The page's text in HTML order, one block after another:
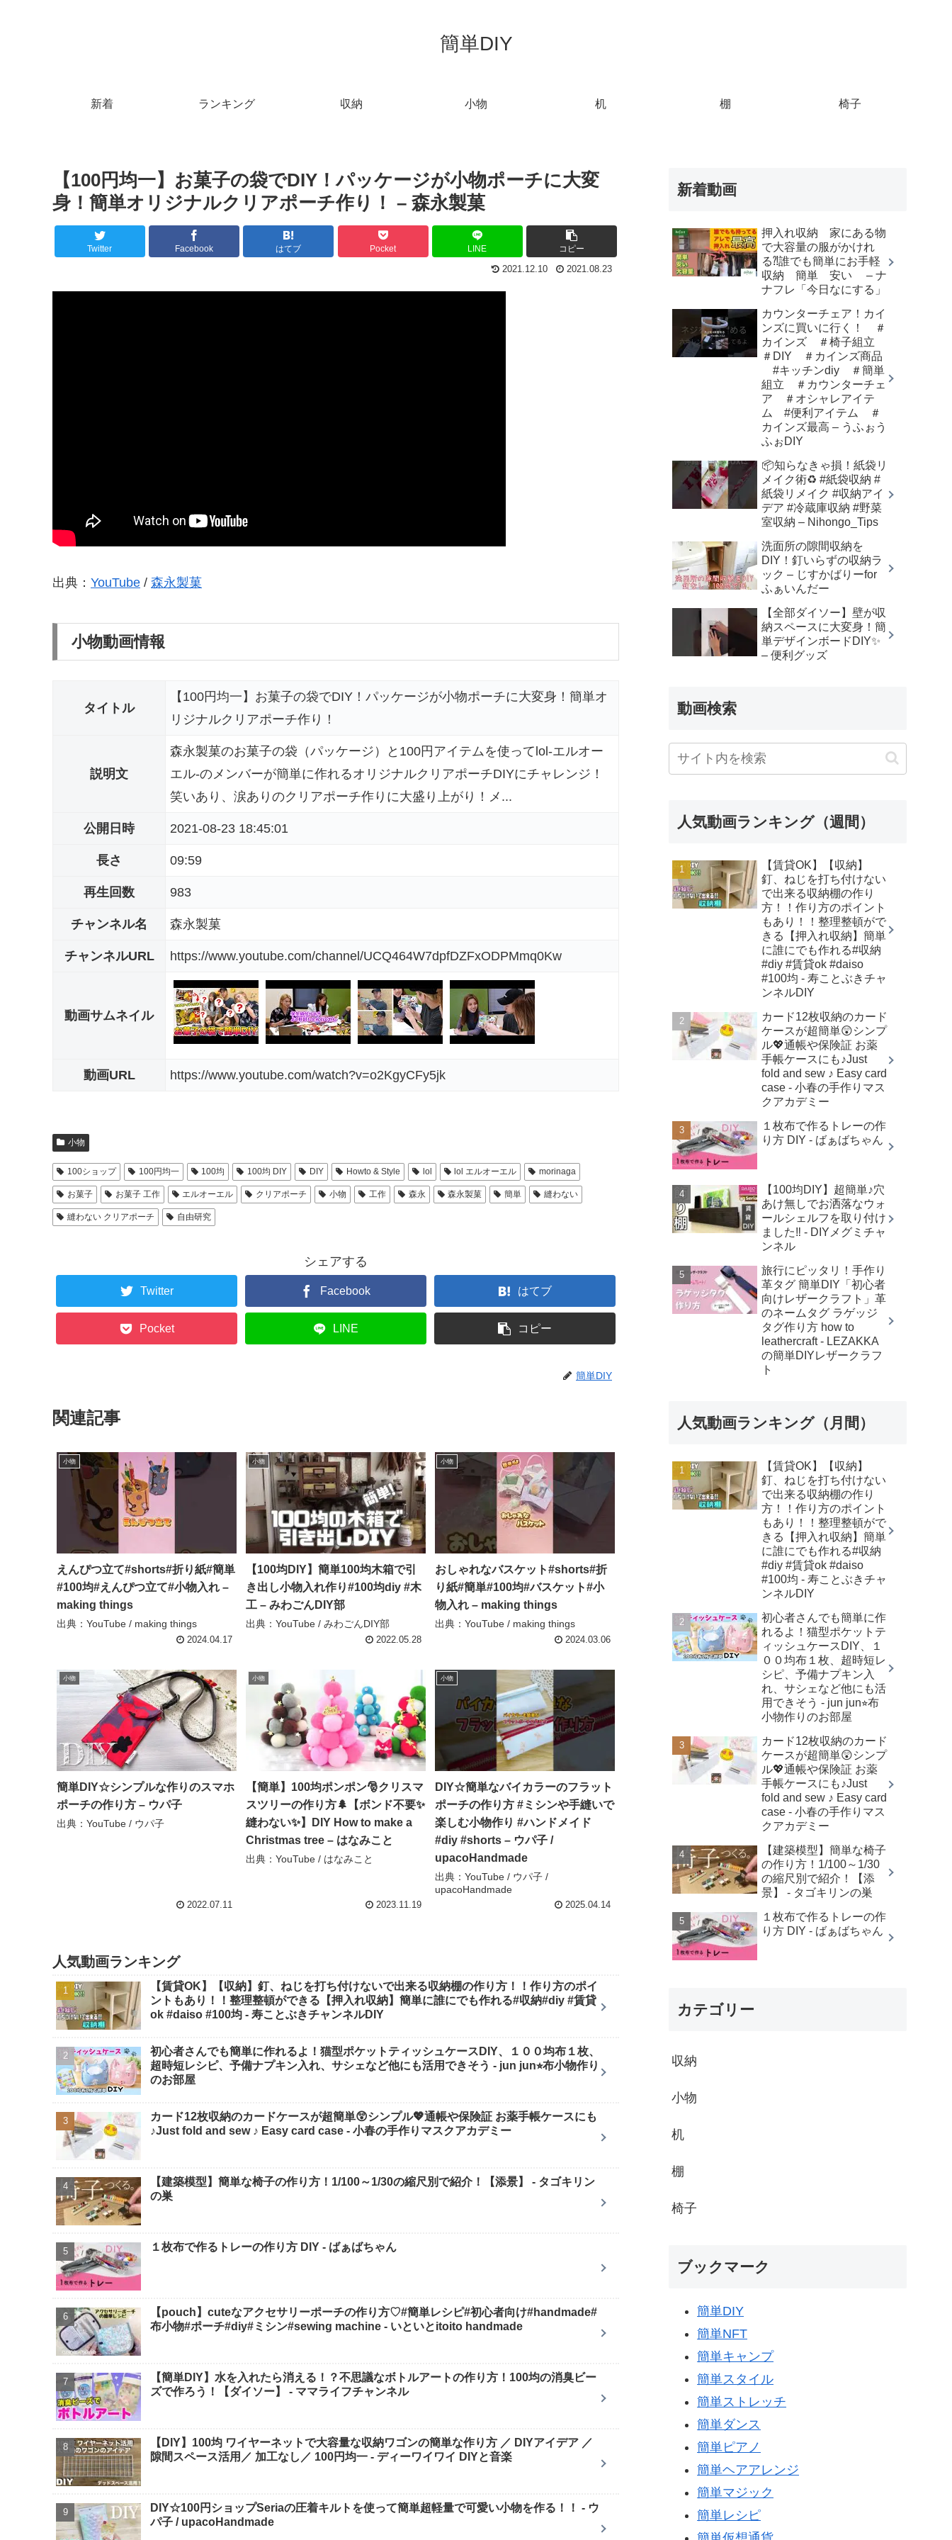
簡単DIY
新着 ランキング 収納 小物 机 棚 椅子
【100円均一】お菓子の袋でDIY！パッケージが小物ポーチに大変
身！簡単オリジナルクリアポーチ作り！ – 森永製菓
Twitter Facebook はてブ Pocket LINE コピー
2021.12.10 2021.08.23
出典： YouTube / 森永製菓
小物動画情報
タイトル
【100円均一】お菓子の袋でDIY！パッケージが小物ポーチに大変身！簡単オ
リジナルクリアポーチ作り！
説明文
森永製菓のお菓子の袋（パッケージ）と100円アイテムを使ってlol-エルオー
エル-のメンバーが簡単に作れるオリジナルクリアポーチDIYにチャレンジ！
笑いあり、涙ありのクリアポーチ作りに大盛り上がり！メ...
公開日時 2021-08-23 18:45:01
長さ 09:59
再生回数 983
チャンネル名 森永製菓
チャンネルURL https://www.youtube.com/channel/UCQ464W7dpfDZFxODPMmq0Kw
動画サムネイル
動画URL https://www.youtube.com/watch?v=o2KgyCFy5jk
小物
100ショップ 100円均一 100均 100均 DIY DIY Howto & Style lol lol エルオーエル morinaga
お菓子 お菓子 工作 エルオーエル クリアポーチ 小物 工作 森永 森永製菓 簡単 縫わない
縫わない クリアポーチ 自由研究
シェアする
Twitter Facebook はてブ
Pocket LINE コピー
簡単DIY
関連記事
小物
えんぴつ立て#shorts#折り紙#簡単
#100均#えんぴつ立て#小物入れ –
making things
出典：YouTube / making things
2024.04.17
小物
【100均DIY】簡単100均木箱で引
き出し小物入れ作り#100均diy #木
工 – みわごんDIY部
出典：YouTube / みわごんDIY部
2022.05.28
小物
おしゃれなバスケット#shorts#折
り紙#簡単#100均#バスケット#小
物入れ – making things
出典：YouTube / making things
2024.03.06
小物
簡単DIY☆シンプルな作りのスマホ
ポーチの作り方 – ウパ子
出典：YouTube / ウパ子
2022.07.11
小物
【簡単】100均ポンポン🎅クリスマ
スツリーの作り方🌲【ボンド不要✨
縫わない✨】DIY How to make a
Christmas tree – はなみこと
出典：YouTube / はなみこと
2023.11.19
小物
DIY☆簡単なバイカラーのフラット
ポーチの作り方 #ミシンや手縫いで
楽しむ小物作り #ハンドメイド
#diy #shorts – ウパ子 /
upacoHandmade
出典：YouTube / ウパ子 /
upacoHandmade
2025.04.14
人気動画ランキング
【賃貸OK】【収納】釘、ねじを打ち付けないで出来る収納棚の作り方！！作り方のポイ
ントもあり！！整理整頓ができる【押入れ収納】簡単に誰にでも作れる#収納#diy #賃貸
ok #daiso #100均 - 寿ことぶきチャンネルDIY
初心者さんでも簡単に作れるよ！猫型ポケットティッシュケースDIY、１００均布１枚、
超時短レシピ、予備ナプキン入れ、サシェなど他にも活用できそう - jun jun⭐︎布小物作り
のお部屋
カード12枚収納のカードケースが超簡単😲シンプル💖通帳や保険証 お薬手帳ケースにも
♪Just fold and sew ♪ Easy card case - 小春の手作りマスクアカデミー
【建築模型】簡単な椅子の作り方！1/100～1/30の縮尺別で紹介！【添景】 - タゴキリン
の巣
１枚布で作るトレーの作り方 DIY - ばぁばちゃん
【pouch】cuteなアクセサリーポーチの作り方♡#簡単レシピ#初心者向け#handmade#
布小物#ポーチ#diy#ミシン#sewing machine - いといとitoito handmade
【簡単DIY】水を入れたら消える！？不思議なボトルアートの作り方！100均の消臭ビー
ズで作ろう！【ダイソー】 - ママライフチャンネル
【DIY】100均 ワイヤーネットで大容量な収納ワゴンの簡単な作り方 ／ DIYアイデア ／
隙間スペース活用／ 加工なし／ 100円均一 - ディーワイワイ DIYと音楽
DIY☆100円ショップSeriaの圧着キルトを使って簡単超軽量で可愛い小物を作る！！ - ウ
パ子 / upacoHandmade
新着動画
押入れ収納 家にある物
で大容量の服がかけれ
る⁈誰でも簡単にお手軽
収納 簡単 安い – ナ
ナフレ「今日なにする」
カウンターチェア！カイ
ンズに買いに行く！ ＃
カインズ ＃椅子組立
＃DIY ＃カインズ商品
#キッチンdiy ＃簡単
組立 ＃カウンターチェ
ア ＃オシャレアイテ
ム #便利アイテム ＃
カインズ最高 – うふぉう
ふぉDIY
📦知らなきゃ損！紙袋リ
メイク術♻️ #紙袋収納 #
紙袋リメイク #収納アイ
デア #冷蔵庫収納 #野菜
室収納 – Nihongo_Tips
洗面所の隙間収納を
DIY！釘いらずの収納ラ
ック – じすかばりーfor
ふぁいんだー
【全部ダイソー】壁が収
納スペースに大変身！簡
単デザインボードDIY✨
– 便利グッズ
動画検索
人気動画ランキング（週間）
【賃貸OK】【収納】
釘、ねじを打ち付けない
で出来る収納棚の作り
方！！作り方のポイント
もあり！！整理整頓がで
きる【押入れ収納】簡単
に誰にでも作れる#収納
#diy #賃貸ok #daiso
#100均 - 寿ことぶきチャ
ンネルDIY
カード12枚収納のカード
ケースが超簡単😲シンプ
ル💖通帳や保険証 お薬
手帳ケースにも♪Just
fold and sew ♪ Easy card
case - 小春の手作りマス
クアカデミー
１枚布で作るトレーの作
り方 DIY - ばぁばちゃん
【100均DIY】超簡単♪穴
あけ無しでお洒落なウォ
ールシェルフを取り付け
ました‼︎ - DIYメグミチャ
ンネル
旅行にピッタリ！手作り
革タグ 簡単DIY「初心者
向けレザークラフト」革
のネームタグ ラゲッジ
タグ作り方 how to
leathercraft - LEZAKKA
の簡単DIYレザークラフ
ト
人気動画ランキング（月間）
【賃貸OK】【収納】
釘、ねじを打ち付けない
で出来る収納棚の作り
方！！作り方のポイント
もあり！！整理整頓がで
きる【押入れ収納】簡単
に誰にでも作れる#収納
#diy #賃貸ok #daiso
#100均 - 寿ことぶきチャ
ンネルDIY
初心者さんでも簡単に作
れるよ！猫型ポケットテ
ィッシュケースDIY、１
００均布１枚、超時短レ
シピ、予備ナプキン入
れ、サシェなど他にも活
用できそう - jun jun⭐︎布
小物作りのお部屋
カード12枚収納のカード
ケースが超簡単😲シンプ
ル💖通帳や保険証 お薬
手帳ケースにも♪Just
fold and sew ♪ Easy card
case - 小春の手作りマス
クアカデミー
【建築模型】簡単な椅子
の作り方！1/100～1/30
の縮尺別で紹介！【添
景】 - タゴキリンの巣
１枚布で作るトレーの作
り方 DIY - ばぁばちゃん
カテゴリー
収納
小物
机
棚
椅子
ブックマーク
簡単DIY
簡単NFT
簡単キャンプ
簡単スタイル
簡単ストレッチ
簡単ダンス
簡単ピアノ
簡単ヘアアレンジ
簡単マジック
簡単レシピ